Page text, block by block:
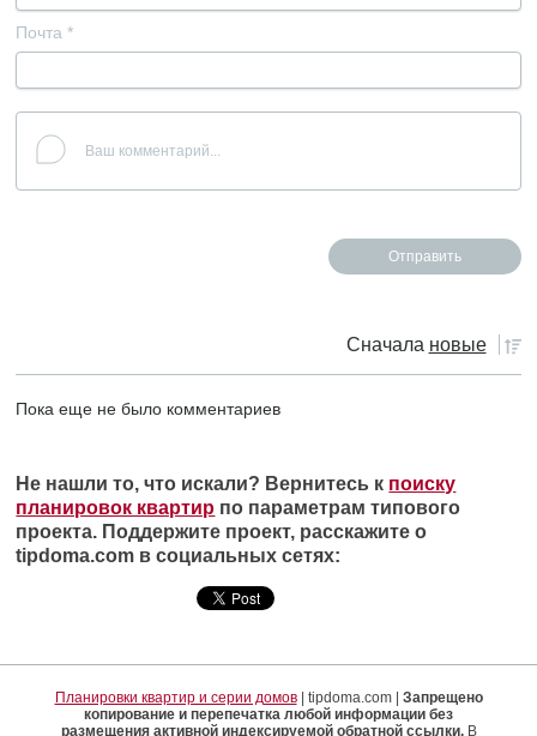
Почта *
Сначала новые
Пока еще не было комментариев
Не нашли то, что искали? Вернитесь к поиску
планировок квартир по параметрам типового
проекта. Поддержите проект, расскажите о
tipdoma.com в социальных сетях:
Планировки квартир и серии домов| tipdoma.com | Запрещено
копирование и перепечатка любой информации без
размещения активной индексируемой обратной ссылки.В